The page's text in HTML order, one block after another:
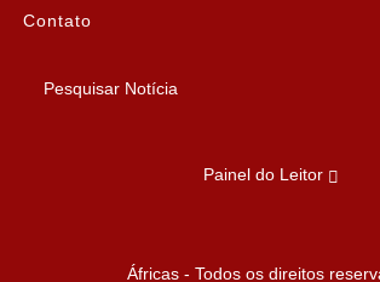
Contato
Pesquisar Notícia
Painel do Leitor
Áfricas - Todos os direitos